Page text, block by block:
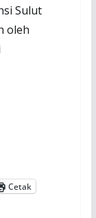
Sulut
oleh
Cetak